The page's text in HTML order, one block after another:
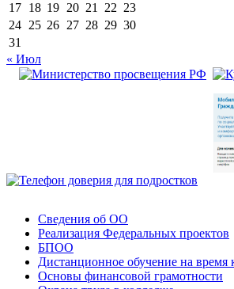
17 18 19 20 21 22 23
24 25 26 27 28 29 30
31
« Июл
Сведения об ОО
Реализация Федеральных проектов
БПОО
Дистанционное обучение на время
Основы финансовой грамотности